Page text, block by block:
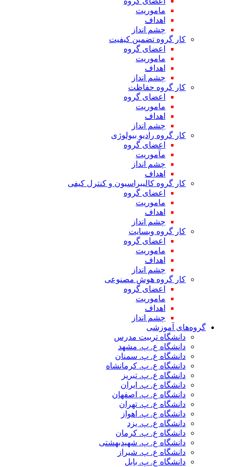
ماموریت
اهداف
چشم انداز
کار گروه تضمین کیفیت
اعضای گروه
ماموریت
اهداف
چشم انداز
کار گروه حفاظت
اعضای گروه
ماموریت
اهداف
چشم انداز
کار گروه رادیو بیولوژی
اعضای گروه
مآموریت
چشم انداز
اهداف
کار گروه کالیبراسیون و کنترل کیفی
اعضای گروه
ماموریت
اهداف
چشم انداز
کار گروه وبسایت
اعضای گروه
ماموریت
اهداف
چشم انداز
کار گروه هوش مصنوعی
اعضای گروه
ماموریت
اهداف
چشم انداز
گروه‌های آموزشی
دانشگاه تربیت مدرس
دانشگاه ع. پ. مشهد
دانشگاه ع. پ. سمنان
دانشگاه ع. پ. کرمانشاه
دانشگاه ع. پ. تبریز
دانشگاه ع. پ. ایران
دانشگاه ع. پ. اصفهان
دانشگاه ع. پ. تهران
دانشگاه ع. پ. اهواز
دانشگاه ع. پ. یزد
دانشگاه ع. پ. کرمان
دانشگاه ع. پ. شهید‌بهشتی
دانشگاه ع. پ. شیراز
دانشگاه ع. پ. بابل